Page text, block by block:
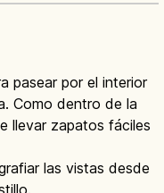
pasear por el interior
Como dentro de la
llevar zapatos fáciles
las vistas desde